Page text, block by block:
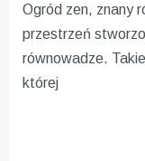
Ogród zen, znany
przestrzeń
równowadze.
której